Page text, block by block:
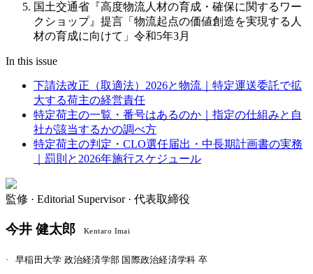
国土交通省『高度物流人材の育成・確保に関するワー
クショップ』提言「物流起点の価値創造を実現する人
材の育成に向けて」令和5年3月
In this issue
下請法改正（取適法）2026と物流｜特定運送委託で拡
大する荷主の経営責任
特定荷主の一覧・番号はあるのか｜指定の仕組みと自
社が該当するかの調べ方
特定荷主の判定・CLO選任届出・中長期計画書の実務
｜罰則と2026年施行スケジュール
監修 · Editorial Supervisor · 代表取締役
今井 健太郎 Kentaro Imai
·
早稲田大学 政治経済学部 国際政治経済学科 卒